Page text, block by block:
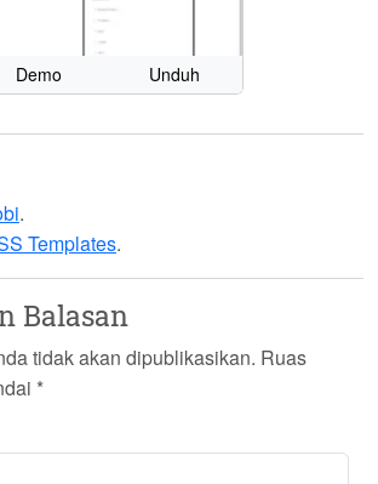
Demo Unduh
.
Templates.
Balasan
tidak akan dipublikasikan. Ruas
*